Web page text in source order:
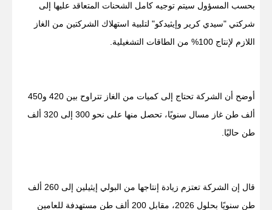
بحسب المسؤول سيتم توجيه كامل الشحنات المتعاقد عليها إلى
شركتي "سيدي كرير وإيثيدكو" لتلبية استهلاك الشركتين من الغاز
اللازم لإنتاج 100% من الطاقات التشغيلية.
أوضح أن الشركة تحتاج إلى كميات من الغاز تتراوح بين 420 و450
ألف طن غاز مسال سنويًا، تحصل منها على نحو 300 إلى 320 ألف
طن حاليًا.
قال إن الشركة تعتزم زيادة إنتاجها من البولي إيثيلين إلى 260 ألف
طن سنويًا بحلول 2026، مقابل 200 ألف طن مستهدفة للعامين